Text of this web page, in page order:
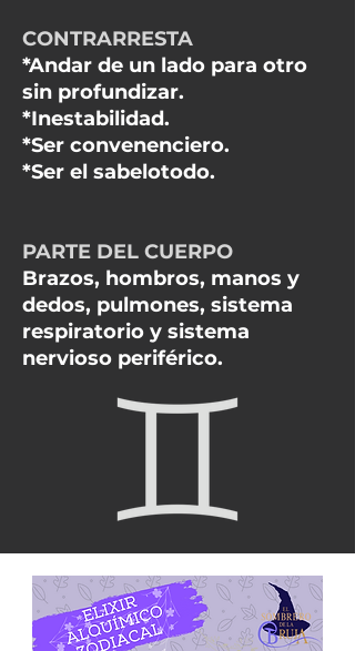
CONTRARRESTA
*Andar de un lado para otro
sin profundizar.
*Inestabilidad.
*Ser convenenciero.
*Ser el sabelotodo.
PARTE DEL CUERPO
Brazos, hombros, manos y
dedos, pulmones, sistema
respiratorio y sistema
nervioso periférico.